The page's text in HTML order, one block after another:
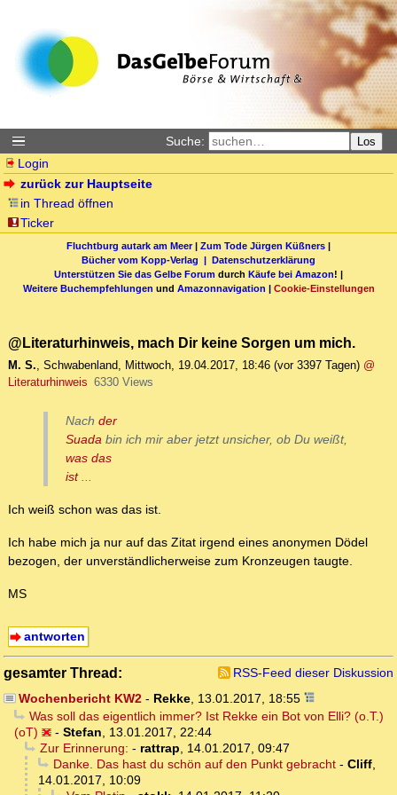
Suche: Los
Login
zurück zur Hauptseite
in Thread öffnen
Ticker
Fluchtburg autark am Meer| Zum Tode Jürgen Küßners |
Bücher vom Kopp-Verlag | Datenschutzerklärung
Unterstützen Sie das Gelbe Forum durch Käufe bei Amazon! |
Weitere Buchempfehlungen und Amazonnavigation | Cookie-Einstellungen
@Literaturhinweis, mach Dir keine Sorgen um mich.
M. S., Schwabenland, Mittwoch, 19.04.2017, 18:46 (vor 3397 Tagen) @
Literaturhinweis 6330 Views
Nach der
Suada bin ich mir aber jetzt unsicher, ob Du weißt,
was das
ist...
Ich weiß schon was das ist.
Ich habe mich ja nur auf das Zitat irgend eines anonymen Dödel
bezogen, der unverständlicherweise zum Kronzeugen taugte.
MS
antworten
gesamter Thread:
RSS-Feed dieser Diskussion
Wochenbericht KW2- Rekke, 13.01.2017, 18:55
Was soll das eigentlich immer? Ist Rekke ein Bot von Elli? (o.T.)
(oT)
- Stefan, 13.01.2017, 22:44
Zur Erinnerung: - rattrap, 14.01.2017, 09:47
Danke. Das hast du schön auf den Punkt gebracht- Cliff,
14.01.2017, 10:09